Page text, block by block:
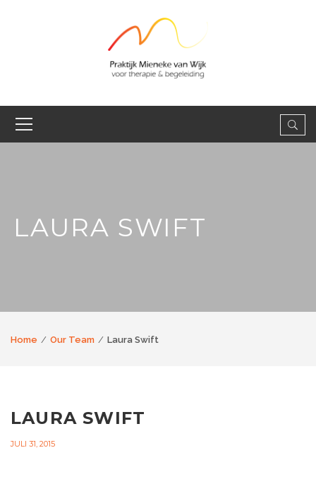
LAURA SWIFT
Home Our Team Laura Swift
LAURA SWIFT
JULI 31, 2015